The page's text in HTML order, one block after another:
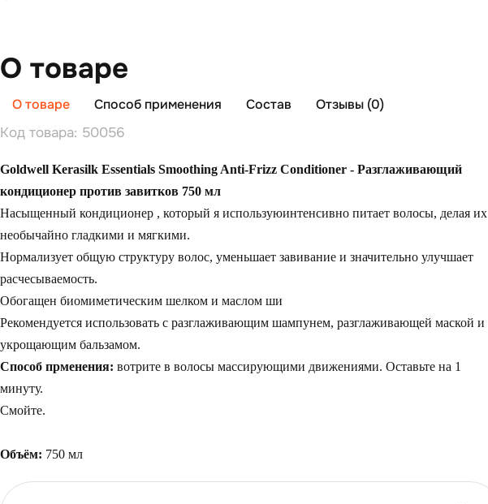
О товаре
О товаре Способ применения Состав
Отзывы (0)
Код товара: 50056
Goldwell Kerasilk Essentials Smoothing Anti-Frizz Conditioner - Разглаживающий
кондиционер против завитков 750 мл
Насыщенный кондиционер , который я используюинтенсивно питает волосы, делая их
необычайно гладкими и мягкими.
Нормализует общую структуру волос, уменьшает завивание и значительно улучшает
расчесываемость.
Обогащен биомиметическим шелком и маслом ши
Рекомендуется использовать с разглаживающим шампунем, разглаживающей маской и
укрощающим бальзамом.
Способ прменения: вотрите в волосы массирующими движениями. Оставьте на 1
минуту.
Смойте.
Объём: 750 мл